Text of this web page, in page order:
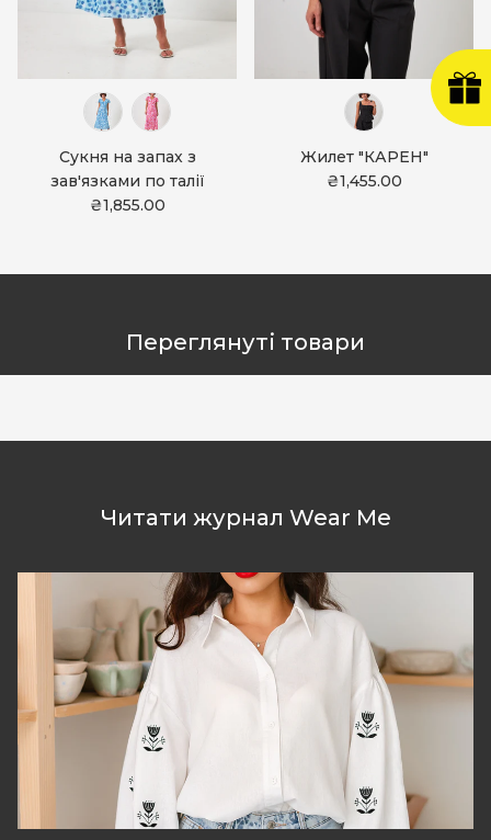
Сукня на запах з
зав'язками по талії
₴1,855.00
Жилет "КАРЕН"
₴1,455.00
Переглянуті товари
Читати журнал Wear Me